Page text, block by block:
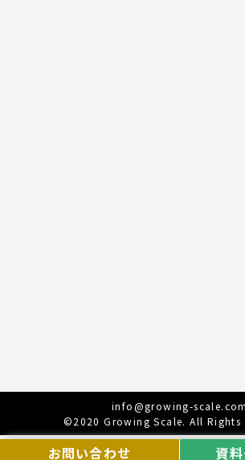
info@growing-scale.com
©2020 Growing Scale. All Rights
お問い合わせ 資